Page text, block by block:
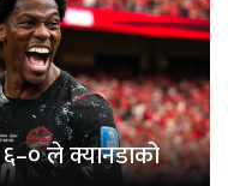
ले क्यानडाको